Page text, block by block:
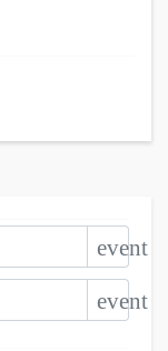
event
event